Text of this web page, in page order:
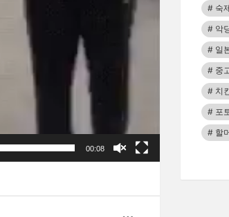
00:08
숙
악
일
중
치
포
할